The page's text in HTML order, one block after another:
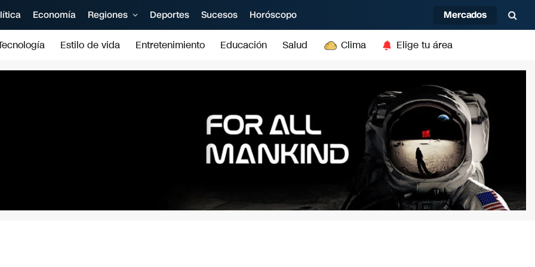
Economía Regiones Deportes Sucesos Horóscopo Mercados
Estilo de vida Entretenimiento Educación Salud Clima Elige tu área